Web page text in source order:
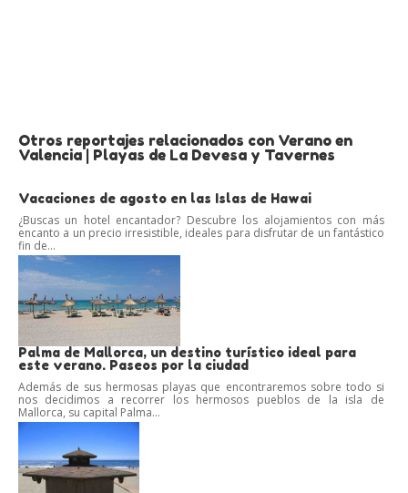
Otros reportajes relacionados con Verano en
Valencia | Playas de La Devesa y Tavernes
Vacaciones de agosto en las Islas de Hawai
¿Buscas un hotel encantador? Descubre los alojamientos con más
encanto a un precio irresistible, ideales para disfrutar de un fantástico
fin de...
Palma de Mallorca, un destino turístico ideal para
este verano. Paseos por la ciudad
Además de sus hermosas playas que encontraremos sobre todo si
nos decidimos a recorrer los hermosos pueblos de la isla de
Mallorca, su capital Palma...